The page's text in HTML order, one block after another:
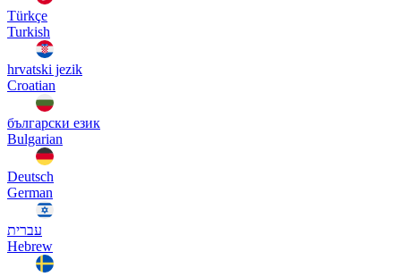
Türkçe
Turkish
hrvatski jezik
Croatian
български език
Bulgarian
Deutsch
German
עברית
Hebrew